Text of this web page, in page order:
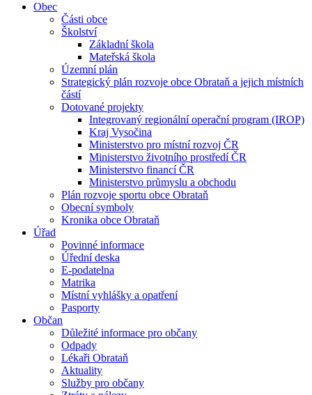
Obec
Části obce
Školství
Základní škola
Mateřská škola
Územní plán
Strategický plán rozvoje obce Obrataň a jejich místních
částí
Dotované projekty
Integrovaný regionální operační program (IROP)
Kraj Vysočina
Ministerstvo pro místní rozvoj ČR
Ministerstvo životního prostředí ČR
Ministerstvo financí ČR
Ministerstvo průmyslu a obchodu
Plán rozvoje sportu obce Obrataň
Obecní symboly
Kronika obce Obrataň
Úřad
Povinné informace
Úřední deska
E-podatelna
Matrika
Místní vyhlášky a opatření
Pasporty
Občan
Důležité informace pro občany
Odpady
Lékaři Obrataň
Aktuality
Služby pro občany